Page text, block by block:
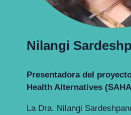
Nilangi
Presentadora del
Health Alternatives
La Dra. Nilangi